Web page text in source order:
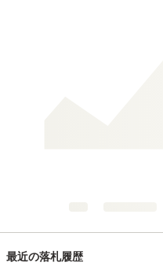
最近の落札履歴